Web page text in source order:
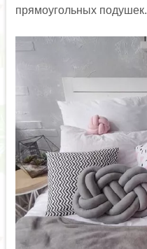
прямоугольных подушек.